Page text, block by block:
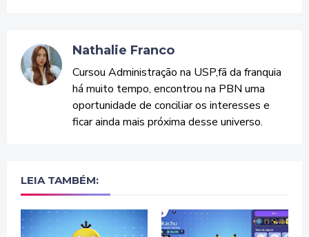
Nathalie Franco
Cursou Administração na USP,fã da franquia
há muito tempo, encontrou na PBN uma
oportunidade de conciliar os interesses e
ficar ainda mais próxima desse universo.
LEIA TAMBÉM: